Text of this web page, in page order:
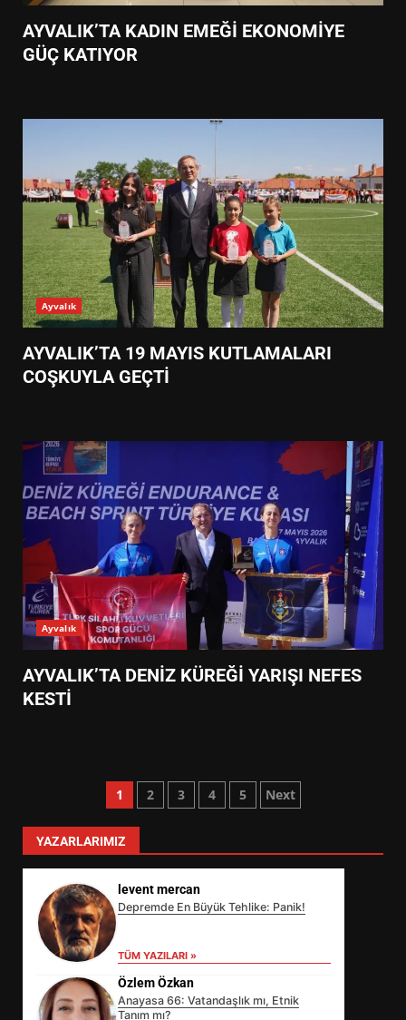
AYVALIK’TA KADIN EMEĞİ EKONOMİYE
GÜÇ KATIYOR
Ayvalık
AYVALIK’TA 19 MAYIS KUTLAMALARI
COŞKUYLA GEÇTİ
Ayvalık
AYVALIK’TA DENİZ KÜREĞİ YARIŞI NEFES
KESTİ
Yazı
sayfalaması
1 2 3 4 5 Next
YAZARLARIMIZ
levent mercan
Depremde En Büyük Tehlike: Panik!
TÜM YAZILARI »
Özlem Özkan
Anayasa 66: Vatandaşlık mı, Etnik
Tanım mı?